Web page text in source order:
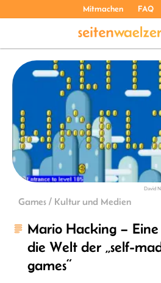
Mitmachen FAQ
THEMEN
ÜBER UNS
David
Games / Kultur und Medien
Mario Hacking –
die Welt der „self-
games“